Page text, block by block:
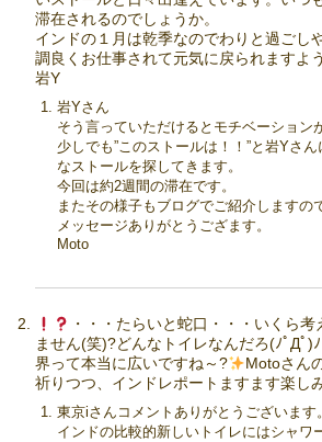
滞在されるのでしょうか。
インドの１月は乾季なのでわりと過ごし
調良くお仕事されて元気に戻られますよ
岩Y
岩Yさん
そう言っていただけるとモチベーション
少しでも”このストールは！！”と岩Yさ
なストールを探してきます。
今回は約2週間の滞在です。
またその様子もブログでご紹介しますの
メッセージありがとうござます。
Moto
・・・たらいと蛇口・・・いくら
ません(笑)?どんなトイレなんだろ(ﾉﾟДﾟ)ﾉ
界って本当に広いですね～?
Motoさん
祈りつつ、インドレポートますます楽し
東京iさんコメントありがとうございます。
インドの比較的新しいトイレにはシャワ